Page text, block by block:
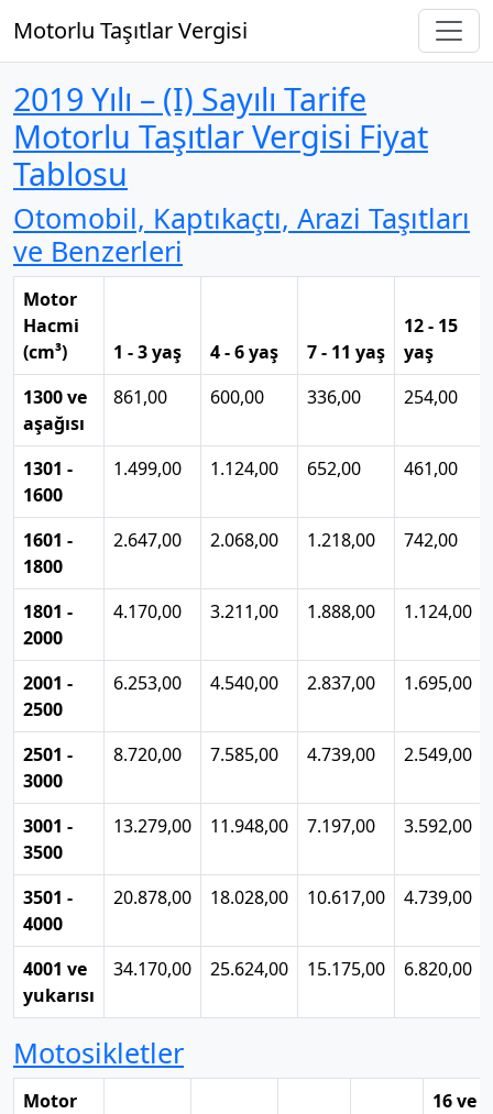
Motorlu Taşıtlar Vergisi
2019 Yılı – (I) Sayılı Tarife
Motorlu Taşıtlar Vergisi Fiyat
Tablosu
Otomobil, Kaptıkaçtı, Arazi Taşıtları
ve Benzerleri
Motor
Hacmi
(cm³)
1 - 3 yaş 4 - 6 yaş 7 - 11 yaş
12 - 15
yaş
1300 ve
aşağısı
861,00 600,00 336,00 254,00
1301 -
1600
1.499,00 1.124,00 652,00 461,00
1601 -
1800
2.647,00 2.068,00 1.218,00 742,00
1801 -
2000
4.170,00 3.211,00 1.888,00 1.124,00
2001 -
2500
6.253,00 4.540,00 2.837,00 1.695,00
2501 -
3000
8.720,00 7.585,00 4.739,00 2.549,00
3001 -
3500
13.279,00 11.948,00 7.197,00 3.592,00
3501 -
4000
20.878,00 18.028,00 10.617,00 4.739,00
4001 ve
yukarısı
34.170,00 25.624,00 15.175,00 6.820,00
Motosikletler
Motor
16 ve